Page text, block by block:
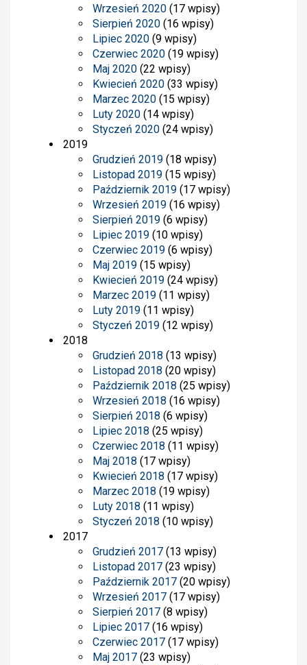
Wrzesień 2020 (17 wpisy)
Sierpień 2020 (16 wpisy)
Lipiec 2020 (9 wpisy)
Czerwiec 2020 (19 wpisy)
Maj 2020 (22 wpisy)
Kwiecień 2020 (33 wpisy)
Marzec 2020 (15 wpisy)
Luty 2020 (14 wpisy)
Styczeń 2020 (24 wpisy)
2019
Grudzień 2019 (18 wpisy)
Listopad 2019 (15 wpisy)
Październik 2019 (17 wpisy)
Wrzesień 2019 (16 wpisy)
Sierpień 2019 (6 wpisy)
Lipiec 2019 (10 wpisy)
Czerwiec 2019 (6 wpisy)
Maj 2019 (15 wpisy)
Kwiecień 2019 (24 wpisy)
Marzec 2019 (11 wpisy)
Luty 2019 (11 wpisy)
Styczeń 2019 (12 wpisy)
2018
Grudzień 2018 (13 wpisy)
Listopad 2018 (20 wpisy)
Październik 2018 (25 wpisy)
Wrzesień 2018 (16 wpisy)
Sierpień 2018 (6 wpisy)
Lipiec 2018 (25 wpisy)
Czerwiec 2018 (11 wpisy)
Maj 2018 (17 wpisy)
Kwiecień 2018 (17 wpisy)
Marzec 2018 (19 wpisy)
Luty 2018 (11 wpisy)
Styczeń 2018 (10 wpisy)
2017
Grudzień 2017 (13 wpisy)
Listopad 2017 (23 wpisy)
Październik 2017 (20 wpisy)
Wrzesień 2017 (17 wpisy)
Sierpień 2017 (8 wpisy)
Lipiec 2017 (16 wpisy)
Czerwiec 2017 (17 wpisy)
Maj 2017 (23 wpisy)